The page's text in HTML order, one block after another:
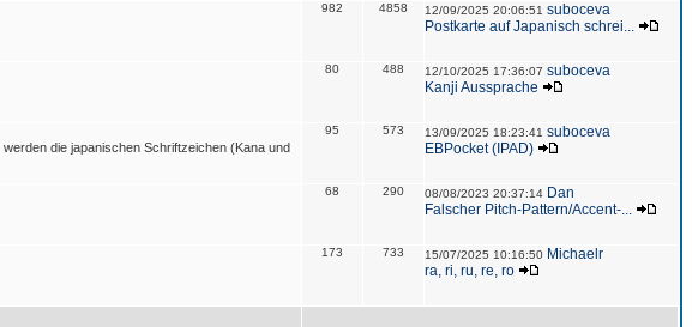
982 4858 12/09/2025 20:06:51 suboceva
Postkarte auf Japanisch schrei...
80 488 12/10/2025 17:36:07 suboceva
Kanji Aussprache
die japanischen Schriftzeichen (Kana und
95 573 13/09/2025 18:23:41 suboceva
EBPocket (IPAD)
68 290 08/08/2023 20:37:14 Dan
Falscher Pitch-Pattern/Accent-...
173 733 15/07/2025 10:16:50 Michaelr
ra, ri, ru, re, ro